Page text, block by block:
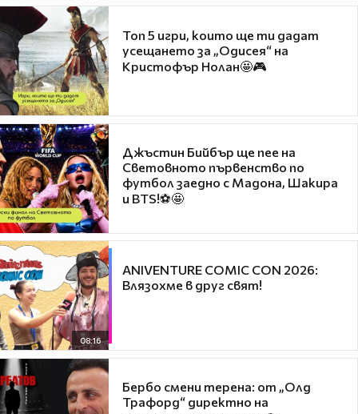
Топ 5 игри, които ще ти дадат
усещането за „Одисея“ на
Кристофър Нолан🤩🎮
Джъстин Бийбър ще пее на
Световното първенство по
футбол заедно с Мадона, Шакира
и BTS!⚽🤩
08:16
ANIVENTURE COMIC CON 2026:
Влязохме в друг свят!
Бербо смени терена: от „Олд
Трафорд“ директно на